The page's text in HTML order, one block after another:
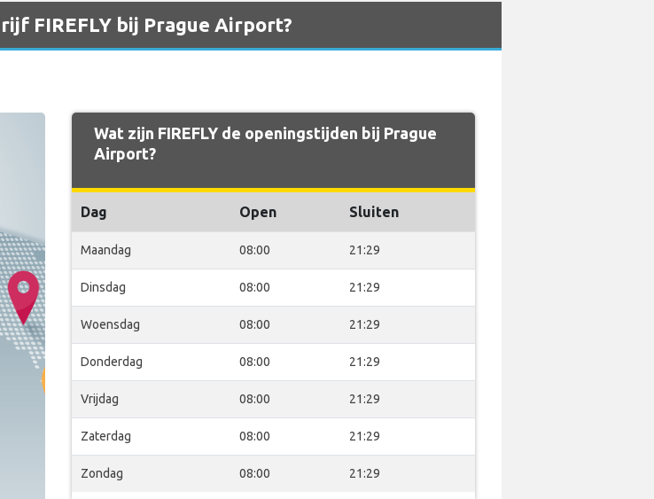
FIREFLY bij Prague Airport?
Wat zijn FIREFLY de openingstijden bij Prague
Airport?
Dag Open Sluiten
Maandag 08:00 21:29
Dinsdag 08:00 21:29
Woensdag 08:00 21:29
Donderdag 08:00 21:29
Vrijdag 08:00 21:29
Zaterdag 08:00 21:29
Zondag 08:00 21:29